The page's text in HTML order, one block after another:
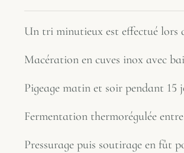
Un tri minutieux est effectué lors
Macération en cuves inox avec
Pigeage matin et soir pendant 15
Fermentation thermorégulée entre
Pressurage puis soutirage en fût